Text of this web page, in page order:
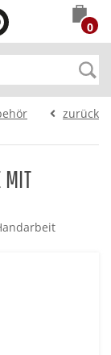
0
zurück
MIT